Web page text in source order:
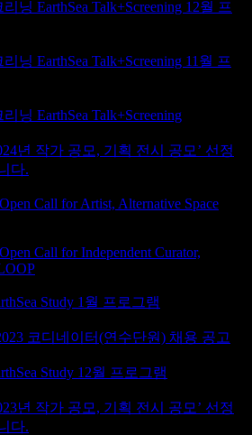
닝 EarthSea Talk+Screening 12월 프
닝 EarthSea Talk+Screening 11월 프
닝 EarthSea Talk+Screening
년 작가 공모, 기획 전시 공모’ 선정
다.
Call for Artist, Alternative Space
Call for Independent Curator,
Study 1월 프로그램
코디네이터(연수단원) 채용 공고
Study 12월 프로그램
년 작가 공모, 기획 전시 공모’ 선정
다.